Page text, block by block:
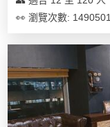
及
拍
廳
BBQ
👀 瀏覽次數: 1490501